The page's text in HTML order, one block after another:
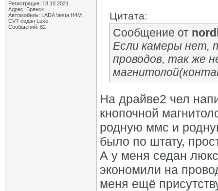
Регистрация: 18.10.2021
Адрес: Брянск
Автомобиль: LADA Vesta H4M
CVT седан Luxe
Сообщений: 82
Цитата:
Сообщение от
Если камеры нет,
проводов, так же
На драйве2 чел
кнопочной
родную ммс и
было по штату,
А у меня седан
экономили на
меня ещё